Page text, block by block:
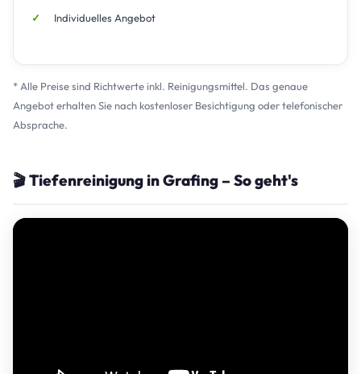
Individuelles Angebot
* Alle Preise sind Richtwerte inkl. Reinigungsmittel. Das genaue
Angebot erhalten Sie nach kostenloser Besichtigung oder telefonischer
Absprache.
🎬 Tiefenreinigung in Grafing – So geht's